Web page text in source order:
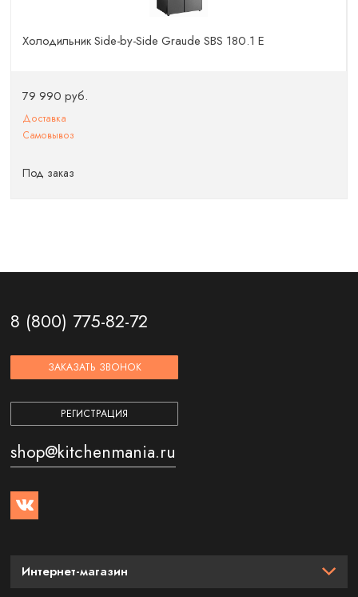
Холодильник Side-by-Side Graude SBS 180.1 E
79 990 руб.
Доставка
Самовывоз
Под заказ
8 (800) 775-82-72
ЗАКАЗАТЬ ЗВОНОК
РЕГИСТРАЦИЯ
shop@kitchenmania.ru
Интернет-магазин